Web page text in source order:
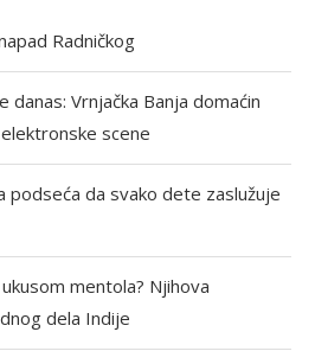
Radničkog
Vrnjačka Banja domaćin
scene
podseća da svako dete zaslužuje
mentola? Njihova
dela Indije